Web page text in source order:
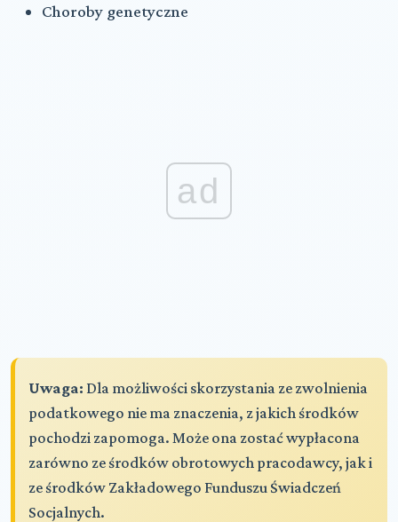
Choroby genetyczne
ad
Uwaga: Dla możliwości skorzystania ze zwolnienia
podatkowego nie ma znaczenia, z jakich środków
pochodzi zapomoga. Może ona zostać wypłacona
zarówno ze środków obrotowych pracodawcy, jak i
ze środków Zakładowego Funduszu Świadczeń
Socjalnych.